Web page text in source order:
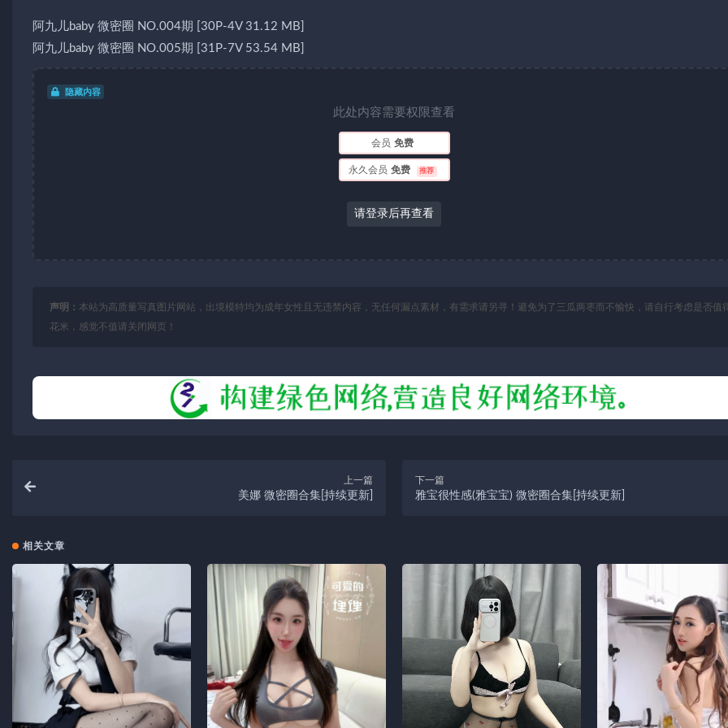
阿九儿baby 微密圈 NO.004期 [30P-4V 31.12 MB]
阿九儿baby 微密圈 NO.005期 [31P-7V 53.54 MB]
隐藏内容
此处内容需要权限查看
会员 免费
永久会员 免费 推荐
请登录后再查看
声明： 本站为高质量写真图片网站，出境模特均为成年女性且无违禁内容，无任何漏点素材，有需求请另寻！避免为了三瓜两枣而不愉快，请自行考虑是否值
花米，感觉不值请关闭网页！
上一篇
美娜 微密圈合集[持续更新]
下一篇
雅宝很性感(雅宝宝) 微密圈合集[持续更新]
相关文章